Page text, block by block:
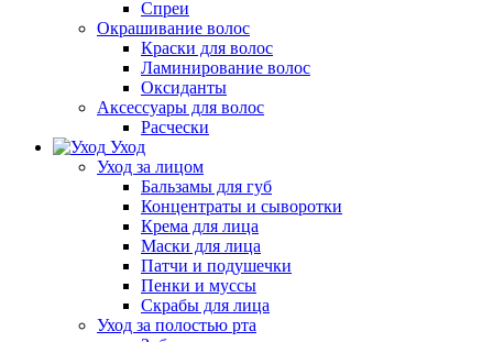
Спреи
Окрашивание волос
Краски для волос
Ламинирование волос
Оксиданты
Аксессуары для волос
Расчески
Уход
Уход за лицом
Бальзамы для губ
Концентраты и сыворотки
Крема для лица
Маски для лица
Патчи и подушечки
Пенки и муссы
Скрабы для лица
Уход за полостью рта